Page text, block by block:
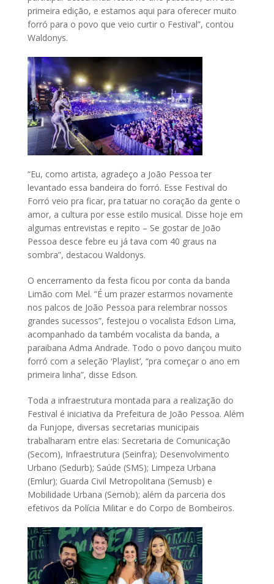
primeira edição, e estamos aqui para oferecer muito
forró para o povo que veio curtir o Festival”, contou
Waldonys.
“Eu, como artista, agradeço a João Pessoa ter
levantado essa bandeira do forró. Esse Festival do
Forró veio pra ficar, pra tatuar no coração da gente o
amor, a cultura por esse estilo musical. Disse hoje em
algumas entrevistas e repito – Se gostar de João
Pessoa desce febre eu já tava com 40 graus na
sombra”, destacou Waldonys.
O encerramento da festa ficou por conta da banda
Limão com Mel. “É um prazer estarmos novamente
nos palcos de João Pessoa para relembrar nossos
grandes sucessos”, festejou o vocalista Edson Lima,
acompanhado da também vocalista da banda, a
paraibana Adma Andrade. Todo o povo dançou muito
forró com a seleção ‘Playlist’, “pra começar o ano em
primeira linha”, disse Edson.
Toda a infraestrutura montada para a realização do
Festival é iniciativa da Prefeitura de João Pessoa. Além
da Funjope, diversas secretarias municipais
trabalharam entre elas: Secretaria de Comunicação
(Secom), Infraestrutura (Seinfra); Desenvolvimento
Urbano (Sedurb); Saúde (SMS); Limpeza Urbana
(Emlur); Guarda Civil Metropolitana (Semusb) e
Mobilidade Urbana (Semob); além da parceria dos
efetivos da Polícia Militar e do Corpo de Bombeiros.